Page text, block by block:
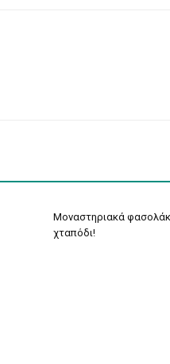
Μοναστηριακά
χταπόδι!